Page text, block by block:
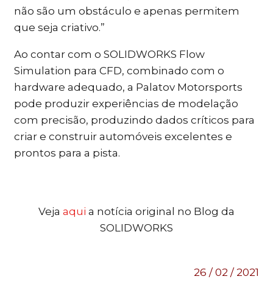
não são um obstáculo e apenas permitem
que seja criativo.”
Ao contar com o SOLIDWORKS Flow
Simulation para CFD, combinado com o
hardware adequado, a Palatov Motorsports
pode produzir experiências de modelação
com precisão, produzindo dados críticos para
criar e construir automóveis excelentes e
prontos para a pista.
Veja aqui a notícia original no Blog da
SOLIDWORKS
26 / 02 / 2021